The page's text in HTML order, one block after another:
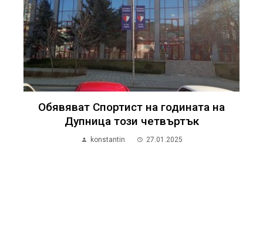
Обявяват Спортист на годината на
Дупница този четвъртък
konstantin 27.01.2025